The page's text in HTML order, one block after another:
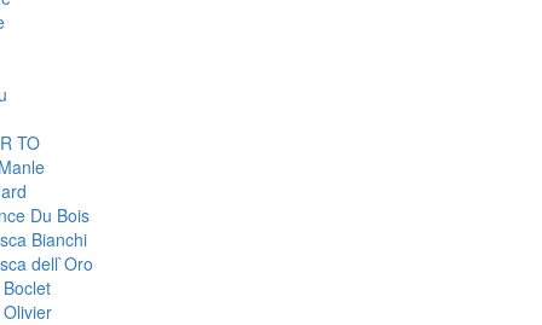
TO
Du Bois
Bianchi
dell`Oro